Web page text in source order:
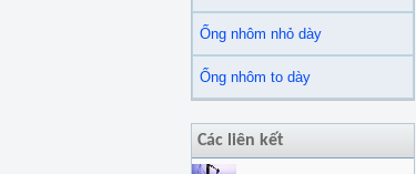
Ống nhôm nhỏ dày
Ống nhôm to dày
Các liên kết